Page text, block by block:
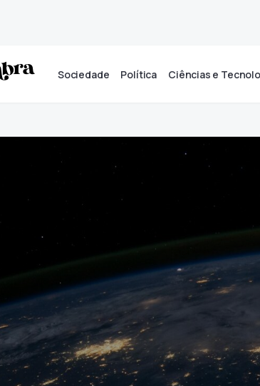
Sociedade Política Ciências e